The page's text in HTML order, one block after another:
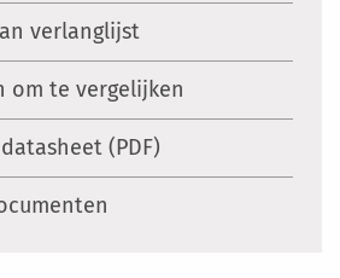
verlanglijst
om te vergelijken
(PDF)